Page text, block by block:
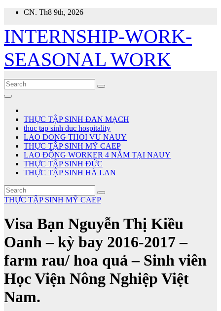
Skip
content
CN. Th8 9th, 2026
INTERNSHIP-WORK-
SEASONAL WORK
THỰC TẬP SINH ĐAN MẠCH
thuc tap sinh duc hospitality
LAO DONG THOI VU NAUY
THỰC TẬP SINH MỸ CAEP
LAO ĐỘNG WORKER 4 NĂM TẠI NAUY
THỰC TẬP SINH ĐỨC
THỰC TẬP SINH HÀ LAN
THỰC TẬP SINH MỸ CAEP
Visa Bạn Nguyễn Thị Kiều
Oanh – kỳ bay 2016-2017 –
farm rau/ hoa quả – Sinh viên
Học Viện Nông Nghiệp Việt
Nam.